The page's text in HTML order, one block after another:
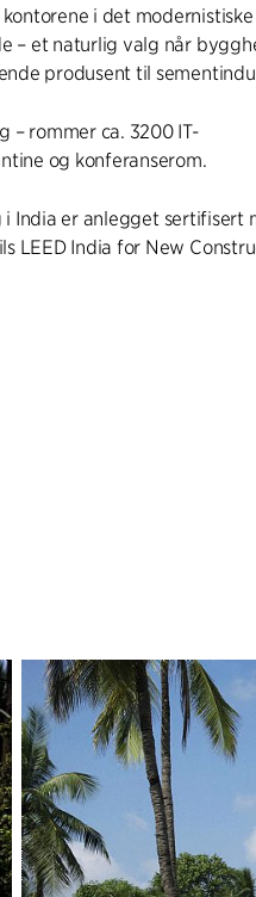
i det
– et naturlig valg når
produsent til
– rommer ca. 3200 IT-
og konferanserom.
India er anlegget sertifisert
LEED India for New